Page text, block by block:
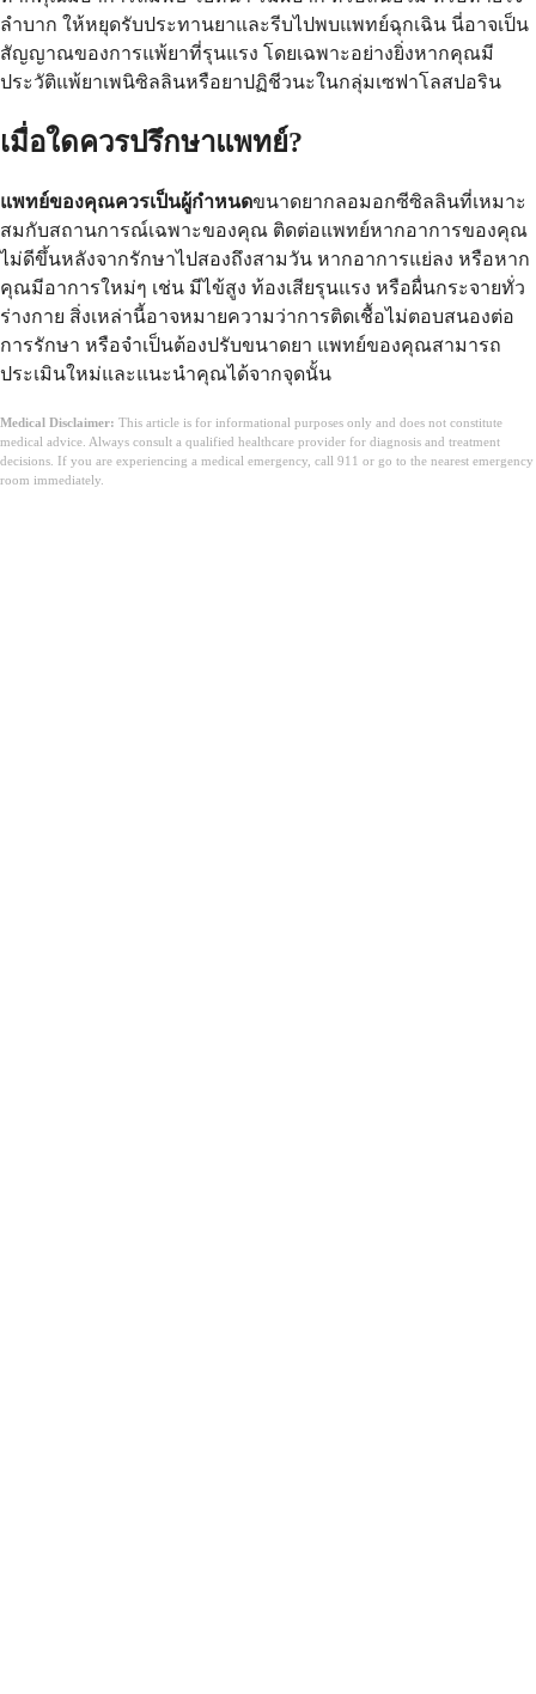
ลำบาก ให้หยุดรับประทานยาและรีบไปพบแพทย์ฉุกเฉิน นี่อาจเป็น
สัญญาณของการแพ้ยาที่รุนแรง โดยเฉพาะอย่างยิ่งหากคุณมี
ประวัติแพ้ยาเพนิซิลลินหรือยาปฏิชีวนะในกลุ่มเซฟาโลสปอริน
เมื่อใดควรปรึกษาแพทย์?
แพทย์ของคุณควรเป็นผู้กำหนดขนาดยากลอมอกซีซิลลินที่เหมาะ
สมกับสถานการณ์เฉพาะของคุณ ติดต่อแพทย์หากอาการของคุณ
ไม่ดีขึ้นหลังจากรักษาไปสองถึงสามวัน หากอาการแย่ลง หรือหาก
คุณมีอาการใหม่ๆ เช่น มีไข้สูง ท้องเสียรุนแรง หรือผื่นกระจายทั่ว
ร่างกาย สิ่งเหล่านี้อาจหมายความว่าการติดเชื้อไม่ตอบสนองต่อ
การรักษา หรือจำเป็นต้องปรับขนาดยา แพทย์ของคุณสามารถ
ประเมินใหม่และแนะนำคุณได้จากจุดนั้น
Medical Disclaimer: This article is for informational purposes only and does not constitute
medical advice. Always consult a qualified healthcare provider for diagnosis and treatment
decisions. If you are experiencing a medical emergency, call 911 or go to the nearest emergency
room immediately.